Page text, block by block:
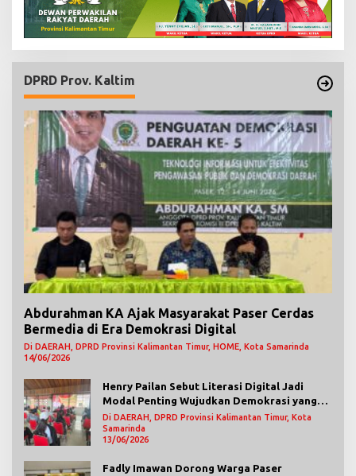
DPRD Prov. Kaltim
Abdurahman KA Ajak Masyarakat Paser Cerdas
Bermedia di Era Demokrasi Digital
Di DAERAH, DPRD Provinsi Kalimantan Timur, HOME, Kota Samarinda
14/06/2026
Henry Pailan Sebut Literasi Digital Jadi
Modal Penting Wujudkan Demokrasi yang
Lebih Terbuka
Di DAERAH, DPRD Provinsi Kalimantan Timur, Kota
Samarinda
13/06/2026
Fadly Imawan Dorong Warga Paser